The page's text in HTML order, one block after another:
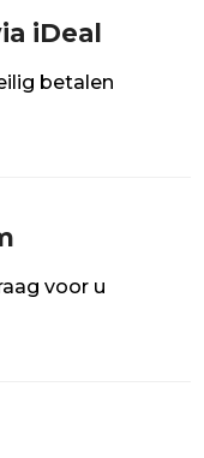
iDeal
betalen
voor u